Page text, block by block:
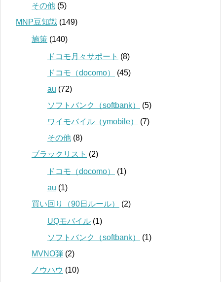
その他 (5)
MNP豆知識 (149)
施策 (140)
ドコモ月々サポート (8)
ドコモ（docomo）
(45)
au (72)
ソフトバンク（softbank）
(5)
ワイモバイル（ymobile）
(7)
その他 (8)
ブラックリスト (2)
ドコモ（docomo）
(1)
au (1)
買い回り（90日ルール）
(2)
UQモバイル (1)
ソフトバンク（softbank）
(1)
MVNO弾 (2)
ノウハウ (10)